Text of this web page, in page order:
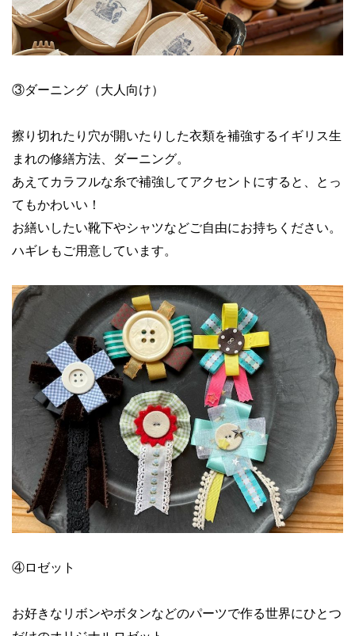
③ダーニング（大人向け）
擦り切れたり穴が開いたりした衣類を補強するイギリス生
まれの修繕方法、ダーニング。
あえてカラフルな糸で補強してアクセントにすると、とっ
てもかわいい！
お繕いしたい靴下やシャツなどご自由にお持ちください。
ハギレもご用意しています。
④ロゼット
お好きなリボンやボタンなどのパーツで作る世界にひとつ